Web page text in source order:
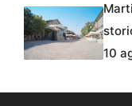
10